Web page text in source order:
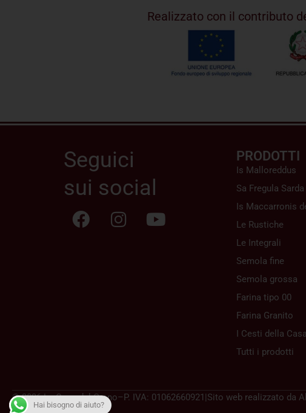
Realizzato con il contributo
Seguici
sui social
PRODOTTI
Is Malloreddus
Sa Fregula Sarda
Is Maccarronis
Le Rustiche
Le Integrali
Semola fine
Semola grossa
Farina tipo 00
Farina Granito
I Cesti della Casa
Tutti i prodotti
© 2026 La Casa del Grano–P. IVA: 01062660921 |Sito web realizzato da
Hai bisogno di aiuto?